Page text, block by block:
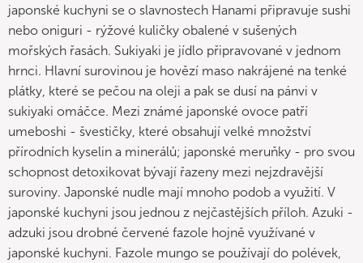
japonské kuchyni se o slavnostech Hanami připravuje sushi
nebo oniguri - rýžové kuličky obalené v sušených
mořských řasách. Sukiyaki je jídlo připravované v jednom
hrnci. Hlavní surovinou je hovězí maso nakrájené na tenké
plátky, které se pečou na oleji a pak se dusí na pánvi v
sukiyaki omáčce. Mezi známé japonské ovoce patří
umeboshi - švestičky, které obsahují velké množství
přírodních kyselin a minerálů; japonské meruňky - pro svou
schopnost detoxikovat bývají řazeny mezi nejzdravější
suroviny. Japonské nudle mají mnoho podob a využití. V
japonské kuchyni jsou jednou z nejčastějších příloh. Azuki -
adzuki jsou drobné červené fazole hojně využívané v
japonské kuchyni. Fazole mungo se používají do polévek,